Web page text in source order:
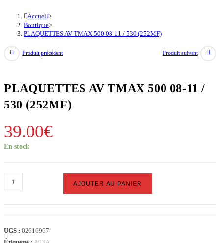
Accueil>
Boutique>
PLAQUETTES AV TMAX 500 08-11 / 530 (252MF)
Produit précédent Produit suivant
PLAQUETTES AV TMAX 500 08-11 /
530 (252MF)
39.00€
En stock
quantité
de
TMAX
500
AJOUTER AU PANIER
UGS : 02616967